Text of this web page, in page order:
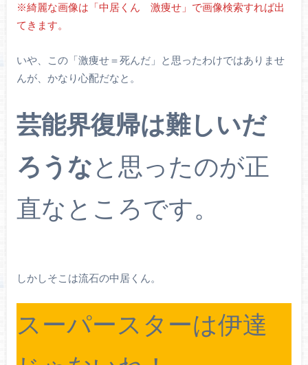
※綺麗な画像は「中居くん 激痩せ」で画像検索すれば出
てきます。
いや、この「激痩せ＝死んだ」と思ったわけではありませ
んが、かなり心配だなと。
芸能界復帰は難しいだ
ろうなと思ったのが正
直なところです。
しかしそこは流石の中居くん。
スーパースターは伊達